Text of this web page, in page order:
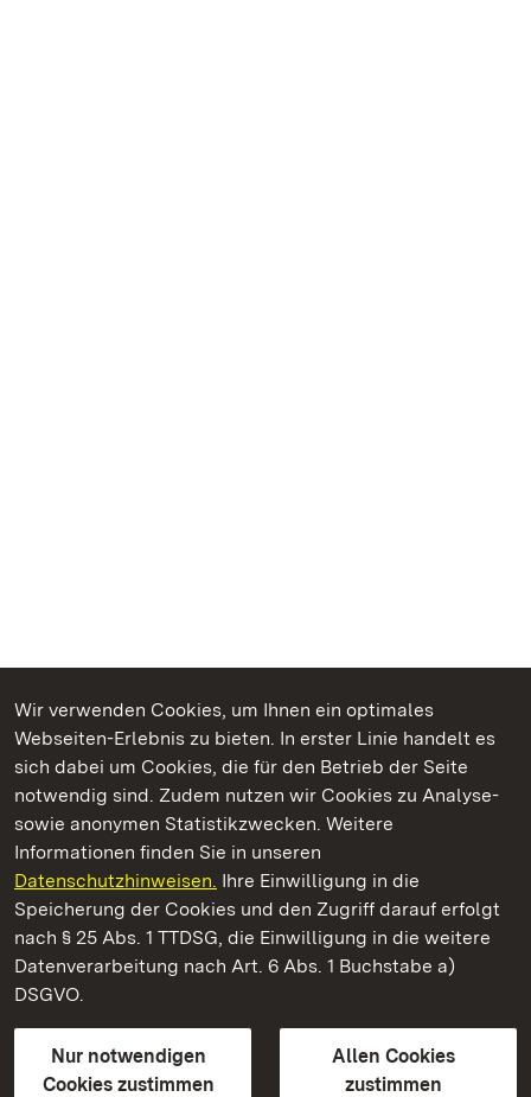
Wir verwenden Cookies, um Ihnen ein optimales
Webseiten-Erlebnis zu bieten. In erster Linie handelt es
sich dabei um Cookies, die für den Betrieb der Seite
notwendig sind. Zudem nutzen wir Cookies zu Analyse-
sowie anonymen Statistikzwecken. Weitere
Informationen finden Sie in unseren
Datenschutzhinweisen. Ihre Einwilligung in die
Speicherung der Cookies und den Zugriff darauf erfolgt
nach § 25 Abs. 1 TTDSG, die Einwilligung in die weitere
Datenverarbeitung nach Art. 6 Abs. 1 Buchstabe a)
DSGVO.
Nur notwendigen
Cookies zustimmen
Allen Cookies
zustimmen
Kommen. Staunen. Genießen.
Staatliche Schlösser und Gärten Baden‑Württemberg
Staatliche Schlösser und Gärten Baden-Württemberg
Kontakt
GebärdenspracheLeichte Sprache
Erklärung zur Barrierefreiheit
BITV-konform (geprüfte Seiten)